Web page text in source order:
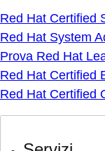
Red Hat Certified
Red Hat System
Prova Red Hat
Red Hat Certified
Red Hat Certified